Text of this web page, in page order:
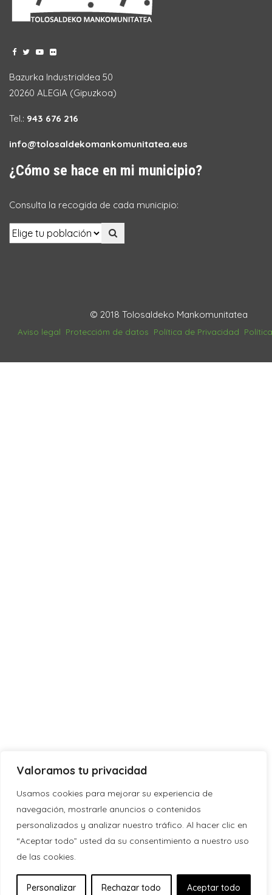
Valoramos tu privacidad
Usamos cookies para mejorar su experiencia de
navegación, mostrarle anuncios o contenidos
personalizados y analizar nuestro tráfico. Al hacer clic en
“Aceptar todo” usted da su consentimiento a nuestro uso
de las cookies.
Personalizar Rechazar todo Aceptar todo
Bazurka Industrialdea 50
20260 ALEGIA (Gipuzkoa)
Tel.: 943 676 216
info@tolosaldekomankomunitatea.eus
¿Cómo se hace en mi municipio?
Consulta la recogida de cada municipio:
© 2018 Tolosaldeko Mankomunitatea
Aviso legal Proteccióm de datos Política de Privacidad